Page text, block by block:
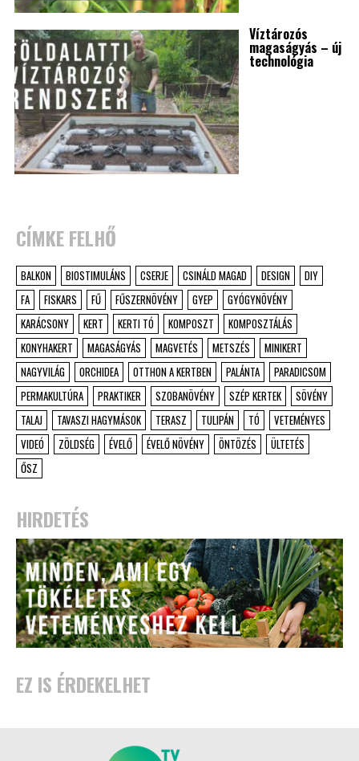
Víztározós
magaságyás – új
technológia
CÍMKE FELHŐ
BALKON BIOSTIMULÁNS CSERJE CSINÁLD MAGAD DESIGN
DIY
FA
FISKARS FŰ FŰSZERNÖVÉNY GYEP
GYÓGYNÖVÉNY
KARÁCSONY
KERT KERTI TÓ KOMPOSZT
KOMPOSZTÁLÁS
KONYHAKERT
MAGASÁGYÁS MAGVETÉS METSZÉS
MINIKERT
NAGYVILÁG
ORCHIDEA OTTHON A KERTBEN PALÁNTA
PARADICSOM
PERMAKULTÚRA
PRAKTIKER SZOBANÖVÉNY SZÉP KERTEK
SÖVÉNY
TALAJ
TAVASZI HAGYMÁSOK TERASZ TULIPÁN TÓ
VETEMÉNYES
VIDEÓ
ZÖLDSÉG ÉVELŐ ÉVELŐ NÖVÉNY ÖNTÖZÉS
ÜLTETÉS
ŐSZ
HIRDETÉS
EZ IS ÉRDEKELHET